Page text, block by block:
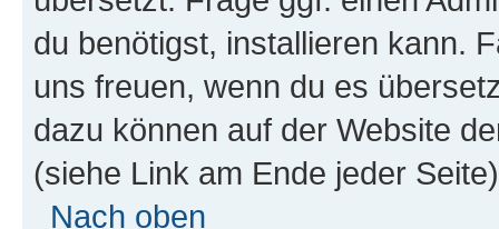
du benötigst, installieren kann.
uns freuen, wenn du es
dazu können auf der Website
(siehe Link am Ende jeder
Nach oben